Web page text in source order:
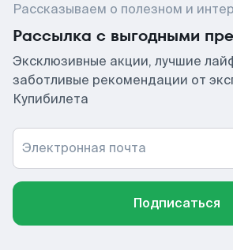
Рассказываем о полезном и
Рассылка с выгодными
Эксклюзивные акции, лучшие
заботливые рекомендации от
Купибилета
Электронная почта
Подписаться